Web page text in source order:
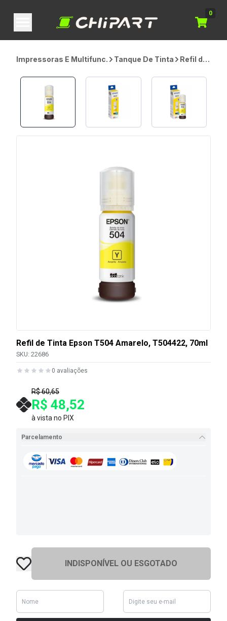
0
Impressoras E Multifunc. Tanque De Tinta
Refil de
Epson
T504
Amarelo,
T504422,
70ml
Refil de Tinta Epson T504 Amarelo, T504422, 70ml
SKU: 22686
0 avaliações
R$ 60,65
R$ 48,52
à vista no PIX
Parcelamento
INDISPONÍVEL OU ESGOTADO